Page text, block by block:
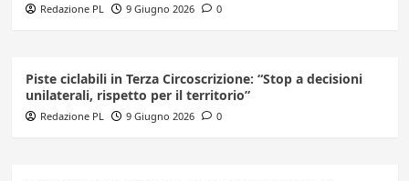
Redazione PL 9 Giugno 2026 0
Piste ciclabili in Terza Circoscrizione: “Stop a decisioni
unilaterali, rispetto per il territorio”
Redazione PL 9 Giugno 2026 0